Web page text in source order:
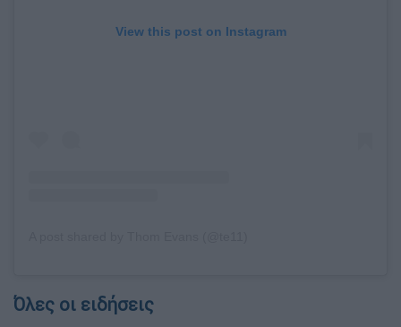
View this post on Instagram
Όλες οι ειδήσεις